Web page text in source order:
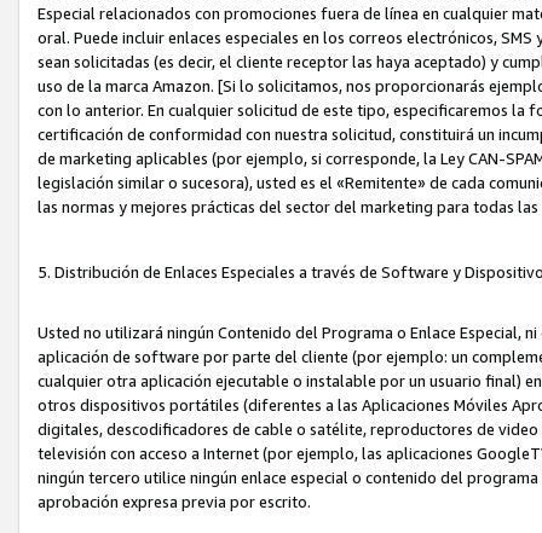
Especial relacionados con promociones fuera de línea en cualquier
oral. Puede incluir enlaces especiales en los correos electrónicos,
sean solicitadas (es decir, el cliente receptor las haya aceptado) y
uso de la marca Amazon. [Si lo solicitamos, nos proporcionarás
con lo anterior. En cualquier solicitud de este tipo, especificaremos
certificación de conformidad con nuestra solicitud, constituirá un
de marketing aplicables (por ejemplo, si corresponde, la Ley CAN-
legislación similar o sucesora), usted es el «Remitente» de cada
las normas y mejores prácticas del sector del marketing para todas
5. Distribución de Enlaces Especiales a través de Software y
Usted no utilizará ningún Contenido del Programa o Enlace Especial,
aplicación de software por parte del cliente (por ejemplo: un
cualquier otra aplicación ejecutable o instalable por un usuario final)
otros dispositivos portátiles (diferentes a las Aplicaciones Móviles
digitales, descodificadores de cable o satélite, reproductores de
televisión con acceso a Internet (por ejemplo, las aplicaciones
ningún tercero utilice ningún enlace especial o contenido del
aprobación expresa previa por escrito.